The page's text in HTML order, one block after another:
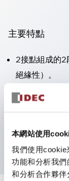
本網站使用
我們使用cookie
功能和分析我
和分析合作夥
主要特點
2接點組成的2
絕緣性）。
面板深度
接點塊）。可
防護結構